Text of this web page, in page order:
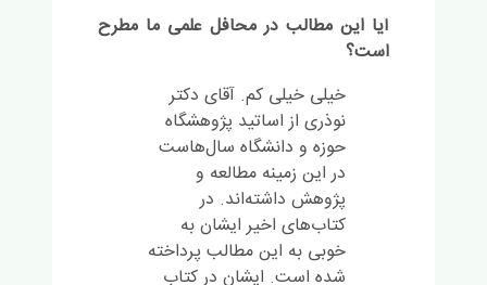
آیا این مطالب در محافل علمی ما مطرح
است؟
خیلی خیلی کم. آقای دکتر
نوذری از اساتید پژوهشگاه
حوزه و دانشگاه سال‌هاست
در این زمینه مطالعه و
پژوهش داشته‌اند. در
کتاب‌های اخیر ایشان به
خوبی به این مطالب پرداخته
شده است. ایشان در کتاب